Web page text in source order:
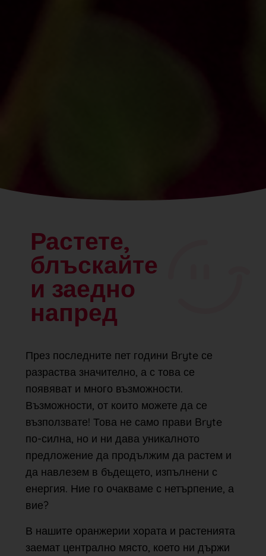
Растете,
блъскайте
и заедно
напред
През последните пет години Bryte се
разраства значително, а с това се
появяват и много възможности.
Възможности, от които можете да се
възползвате! Това не само прави Bryte
по-силна, но и ни дава уникалното
предложение да продължим да растем и
да навлезем в бъдещето, изпълнени с
енергия. Ние го очакваме с нетърпение, а
вие?
В нашите оранжерии хората и растенията
заемат централно място, което ни държи